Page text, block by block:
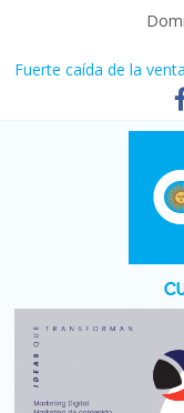
Fuerte caída de la
Central venció 1 a 0 al
La morosidad alcanzó
afecta a 400 mil
Desde que asumió
denuncia crisis como
Vacaciones de
turístico: 4,6 millones